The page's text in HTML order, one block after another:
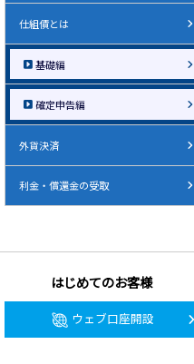
仕組債とは
基礎編
確定申告編
外貨決済
利金・償還金の受取
はじめてのお客様
ウェブ口座開設